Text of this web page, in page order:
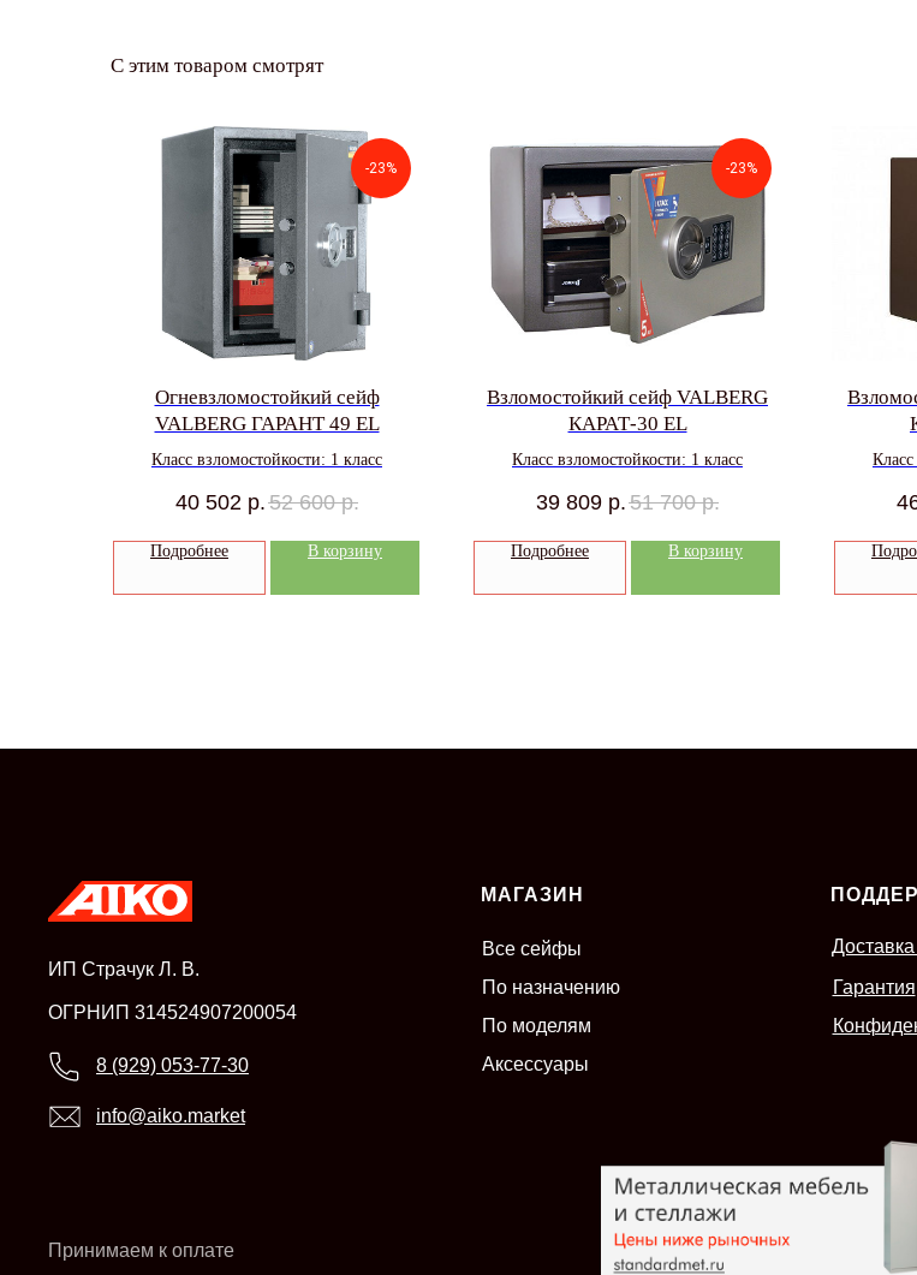
С этим товаром смотрят
-23%
Огневзломостойкий сейф
VALBERG ГАРАНТ 49 EL
Класс взломостойкости: 1 класс
40 502 р.52 600 р.
Подробнее В корзину
-23%
Взломостойкий сейф VALBERG
КАРАТ-30 EL
Класс взломостойкости: 1 класс
39 809 р.51 700 р.
Подробнее В корзину
МАГАЗИН
Все сейфы
По назначению
По моделям
Аксессуары
Гарантия
ИП Страчук Л. В.
ОГРНИП 314524907200054
8 (929) 053-77-30
info@aiko.market
Принимаем к оплате